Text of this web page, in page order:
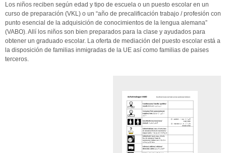
Los niños reciben según edad y tipo de escuela o un puesto escolar en un
curso de preparación (VKL) o un “año de precalificación trabajo / profesión con
punto esencial de la adquisición de conocimientos de la lengua alemana”
(VABO). Allí los niños son bien preparados para la clase y ayudados para
obtener un graduado escolar. La oferta de mediación del puesto escolar está a
la disposición de familias inmigradas de la UE así como familias de paises
terceros.